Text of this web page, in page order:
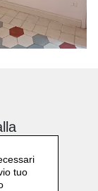
e
in
tuo